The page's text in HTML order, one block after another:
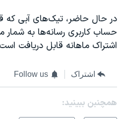
در حال حاضر، تیک‌های آبی که
حساب کاربری رسانه‌ها به شمار
اشتراک ماهانه قابل دریافت
اشتراک Follow us
همچنبن ببینید: